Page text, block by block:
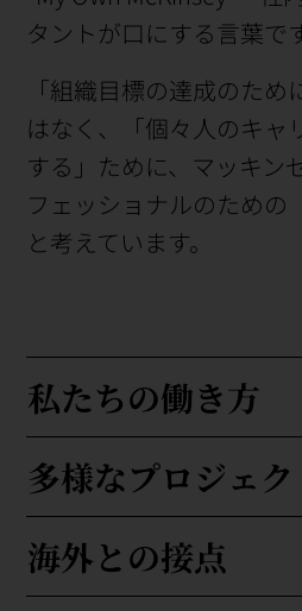
タントが口にする言葉です
「組織目標の達成のた
はなく、「個々人のキャ
する」ために、マッキン
フェッショナルのための
と考えています。
私たちの働き方
多様なプロジェク
海外との接点